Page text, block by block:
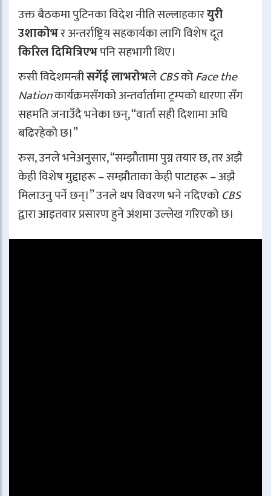
उक्त बैठकमा पुटिनका विदेश नीति सल्लाहकारयुरी
उशाकोभर अन्तर्राष्ट्रिय सहकार्यका लागि विशेष दूत
किरिल दिमित्रिएभपनि सहभागी थिए।
रुसी विदेशमन्त्रीसर्गेई लाभरोभलेCBSकोFace the
Nationकार्यक्रमसँगको अन्तर्वार्तामा ट्रम्पको धारणा सँग
सहमति जनाउँदै भनेका छन्, “वार्ता सही दिशामा अघि
बढिरहेको छ।”
रुस, उनले भनेअनुसार, “सम्झौतामा पुग्न तयार छ, तर अझै
केही विशेष मुद्दाहरू – सम्झौताका केही पाटाहरू – अझै
मिलाउनु पर्ने छन्।” उनले थप विवरण भने नदिएकोCBS
द्वारा आइतवार प्रसारण हुने अंशमा उल्लेख गरिएको छ।